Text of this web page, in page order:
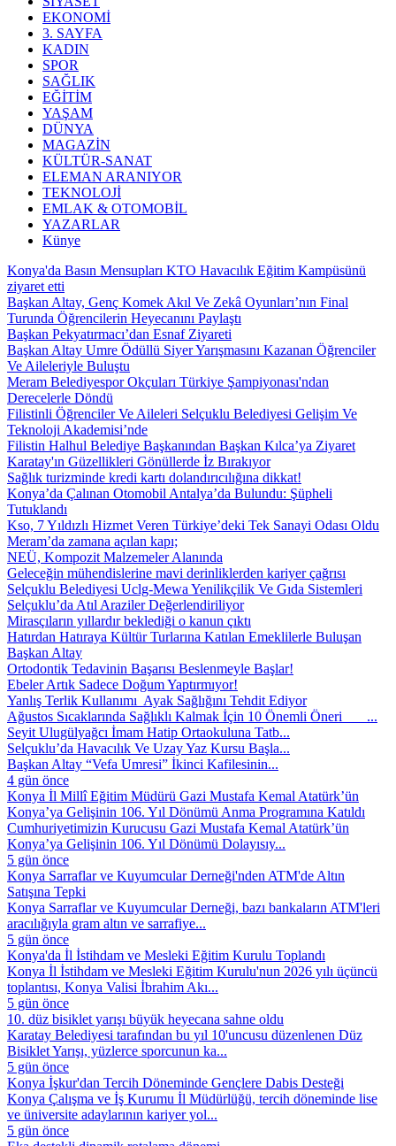
EKONOMİ
3. SAYFA
KADIN
SPOR
SAĞLIK
EĞİTİM
YAŞAM
DÜNYA
MAGAZİN
KÜLTÜR-SANAT
ELEMAN ARANIYOR
TEKNOLOJİ
EMLAK & OTOMOBİL
YAZARLAR
Künye
Konya'da Basın Mensupları KTO Havacılık Eğitim Kampüsünü
ziyaret etti
Başkan Altay, Genç Komek Akıl Ve Zekâ Oyunları’nın Final
Turunda Öğrencilerin Heyecanını Paylaştı
Başkan Pekyatırmacı’dan Esnaf Ziyareti
Başkan Altay Umre Ödüllü Siyer Yarışmasını Kazanan Öğrenciler
Ve Aileleriyle Buluştu
Meram Belediyespor Okçuları Türkiye Şampiyonası'ndan
Derecelerle Döndü
Filistinli Öğrenciler Ve Aileleri Selçuklu Belediyesi Gelişim Ve
Teknoloji Akademisi’nde
Filistin Halhul Belediye Başkanından Başkan Kılca’ya Ziyaret
Karatay'ın Güzellikleri Gönüllerde İz Bırakıyor
Sağlık turizminde kredi kartı dolandırıcılığına dikkat!
Konya’da Çalınan Otomobil Antalya’da Bulundu: Şüpheli
Tutuklandı
Kso, 7 Yıldızlı Hizmet Veren Türkiye’deki Tek Sanayi Odası Oldu
Meram’da zamana açılan kapı;
NEÜ, Kompozit Malzemeler Alanında
Geleceğin mühendislerine mavi derinliklerden kariyer çağrısı
Selçuklu Belediyesi Uclg-Mewa Yenilikçilik Ve Gıda Sistemleri
Selçuklu’da Atıl Araziler Değerlendiriliyor
Mirasçıların yıllardır beklediği o kanun çıktı
Hatırdan Hatıraya Kültür Turlarına Katılan Emeklilerle Buluşan
Başkan Altay
Ortodontik Tedavinin Başarısı Beslenmeyle Başlar!
Ebeler Artık Sadece Doğum Yaptırmıyor!
Yanlış Terlik Kullanımı Ayak Sağlığını Tehdit Ediyor
Ağustos Sıcaklarında Sağlıklı Kalmak İçin 10 Önemli Öneri ...
Seyit Ulugülyağcı İmam Hatip Ortaokuluna Tatb...
Selçuklu’da Havacılık Ve Uzay Yaz Kursu Başla...
Başkan Altay “Vefa Umresi” İkinci Kafilesinin...
4 gün önce
Konya İl Millî Eğitim Müdürü Gazi Mustafa Kemal Atatürk’ün
Konya’ya Gelişinin 106. Yıl Dönümü Anma Programına Katıldı
Cumhuriyetimizin Kurucusu Gazi Mustafa Kemal Atatürk’ün
Konya’ya Gelişinin 106. Yıl Dönümü Dolayısıy...
5 gün önce
Konya Sarraflar ve Kuyumcular Derneği'nden ATM'de Altın
Satışına Tepki
Konya Sarraflar ve Kuyumcular Derneği, bazı bankaların ATM'leri
aracılığıyla gram altın ve sarrafiye...
5 gün önce
Konya'da İl İstihdam ve Mesleki Eğitim Kurulu Toplandı
Konya İl İstihdam ve Mesleki Eğitim Kurulu'nun 2026 yılı üçüncü
toplantısı, Konya Valisi İbrahim Akı...
5 gün önce
10. düz bisiklet yarışı büyük heyecana sahne oldu
Karatay Belediyesi tarafından bu yıl 10'uncusu düzenlenen Düz
Bisiklet Yarışı, yüzlerce sporcunun ka...
5 gün önce
Konya İşkur'dan Tercih Döneminde Gençlere Dabis Desteği
Konya Çalışma ve İş Kurumu İl Müdürlüğü, tercih döneminde lise
ve üniversite adaylarının kariyer yol...
5 gün önce